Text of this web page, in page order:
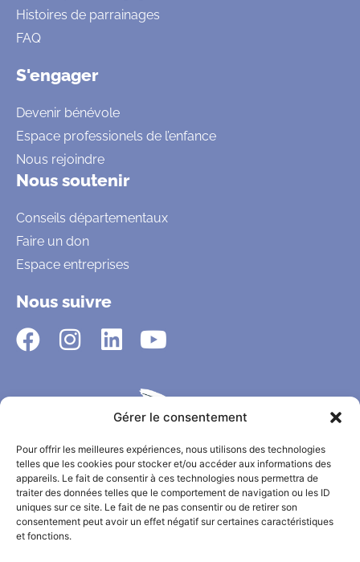
Gérer le consentement
Pour offrir les meilleures expériences, nous utilisons des technologies
telles que les cookies pour stocker et/ou accéder aux informations des
appareils. Le fait de consentir à ces technologies nous permettra de
traiter des données telles que le comportement de navigation ou les ID
uniques sur ce site. Le fait de ne pas consentir ou de retirer son
consentement peut avoir un effet négatif sur certaines caractéristiques
et fonctions.
Histoires de parrainages
FAQ
S'engager
Devenir bénévole
Espace professionels de l’enfance
Nous rejoindre
Nous soutenir
Conseils départementaux
Faire un don
Espace entreprises
Nous suivre
CONTACT